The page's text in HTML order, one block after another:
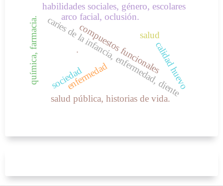
caries de la infancia, enfermedad, diente
habilidades sociales, género, escolares
salud
enfermedad
sociedad
arco facial, oclusión.
química, farmacia. . calidad huevo
compuestos funcionales
salud pública, historias de vida.